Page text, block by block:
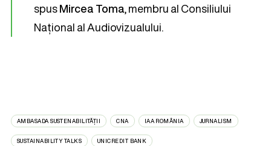
spusMircea Toma, membru al Consiliului
Național al Audiovizualului.
AMBASADA SUSTENABILITĂȚII CNA IAA ROMÂNIA JURNALISM
SUSTAINABILITY TALKS UNICREDIT BANK